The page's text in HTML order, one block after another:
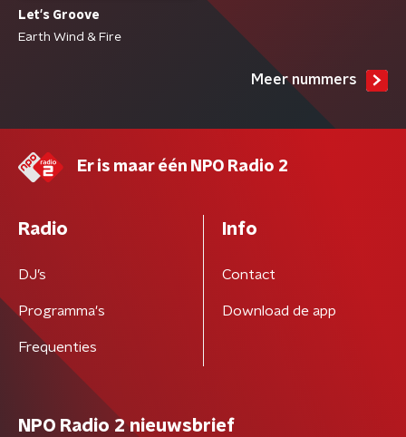
Let's Groove
Earth Wind & Fire
Meer nummers
Er is maar één NPO Radio 2
Radio
DJ’s
Programma's
Frequenties
Info
Contact
Download de app
NPO Radio 2 nieuwsbrief